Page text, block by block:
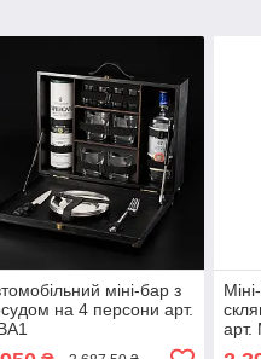
міні-бар з
на 4 персони арт.
арт.